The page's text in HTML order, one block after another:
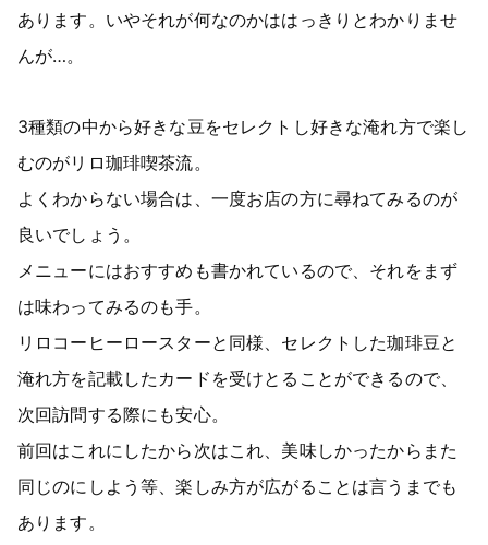
あります。いやそれが何なのかははっきりとわかりませ
んが…。
3種類の中から好きな豆をセレクトし好きな淹れ方で楽し
むのがリロ珈琲喫茶流。
よくわからない場合は、一度お店の方に尋ねてみるのが
良いでしょう。
メニューにはおすすめも書かれているので、それをまず
は味わってみるのも手。
リロコーヒーロースターと同様、セレクトした珈琲豆と
淹れ方を記載したカードを受けとることができるので、
次回訪問する際にも安心。
前回はこれにしたから次はこれ、美味しかったからまた
同じのにしよう等、楽しみ方が広がることは言うまでも
あります。